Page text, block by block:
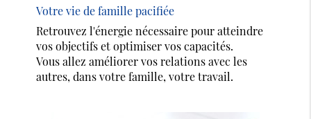
Votre vie de famille pacifiée
Retrouvez l'énergie nécessaire pour atteindre
vos objectifs et optimiser vos capacités.
Vous allez améliorer vos relations avec les
autres, dans votre famille, votre travail.